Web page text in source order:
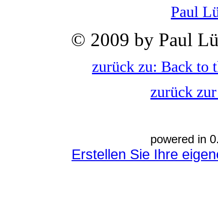
Paul
© 2009 by Paul
zurück zu: Back to
zurück
powered in
Erstellen Sie Ihre